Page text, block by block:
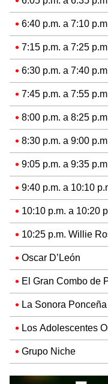
6:40 p.m. a 7:10
7:15 p.m. a 7:25
6:30 p.m. a 7:40
7:45 p.m. a 7:55
8:00 p.m. a 8:25
8:30 p.m. a 9:00
9:05 p.m. a 9:35
9:40 p.m. a 10:10
10:10 p.m. a 10:20
10:25 p.m. Willie
Oscar D’León
El Gran Combo de
La Sonora Ponceña
Los Adolescentes
Grupo Niche